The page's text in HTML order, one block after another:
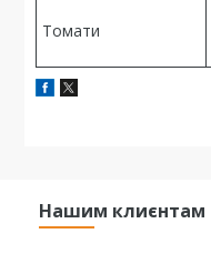
Томати
Нашим клиєнтам